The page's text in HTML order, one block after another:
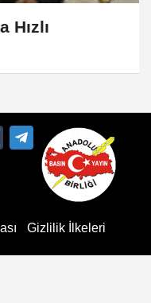
Hızlı
Gizlilik İlkeleri